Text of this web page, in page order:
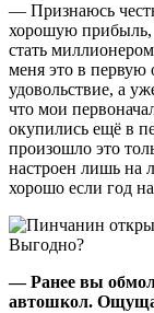
— Признаюсь
хорошую прибыль,
стать
меня это в первую
удовольствие, а
что мои
окупились ещё в
произошло это
настроен лишь
хорошо если год
— Ранее вы
автошкол.